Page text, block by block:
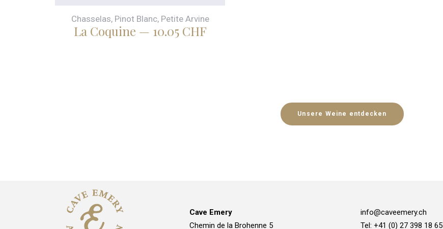
Chasselas, Pinot Blanc, Petite Arvine
La Coquine — 10.05 CHF
Unsere Weine entdecken
Cave Emery
Chemin de la Brohenne 5
info@caveemery.ch
Tel: +41 (0) 27 398 18 65